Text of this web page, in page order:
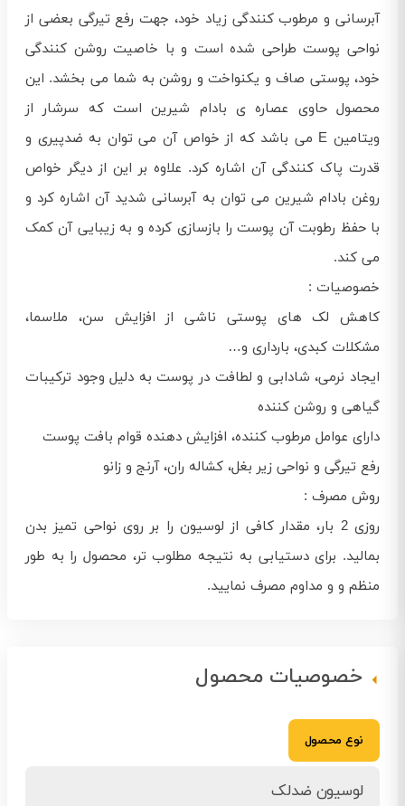
آبرسانی و مرطوب کنندگی زیاد خود، جهت رفع تیرگی بعضی از
نواحی پوست طراحی شده است و با خاصیت روشن کنندگی
خود، پوستی صاف و یکنواخت و روشن به شما می بخشد. این
محصول حاوی عصاره ی بادام شیرین است که سرشار از
ویتامین E می باشد که از خواص آن می توان به ضدپیری و
قدرت پاک کنندگی آن اشاره کرد. علاوه بر این از دیگر خواص
روغن بادام شیرین می توان به آبرسانی شدید آن اشاره کرد و
با حفظ رطوبت آن پوست را بازسازی کرده و به زیبایی آن کمک
می کند.
خصوصیات :
کاهش لک های پوستی ناشی از افزایش سن، ملاسما،
مشکلات کبدی، بارداری و…
ایجاد نرمی، شادابی و لطافت در پوست به دلیل وجود ترکیبات
گیاهی و روشن کننده
دارای عوامل مرطوب کننده، افزایش دهنده قوام بافت پوست
رفع تیرگی و نواحی زیر بغل، کشاله ران، آرنج و زانو
روش مصرف :
روزی 2 بار، مقدار کافی از لوسیون را بر روی نواحی تمیز بدن
بمالید. برای دستیابی به نتیجه مطلوب تر، محصول را به طور
منظم و و مداوم مصرف نمایید.
خصوصیات محصول
نوع محصول
لوسیون ضدلک